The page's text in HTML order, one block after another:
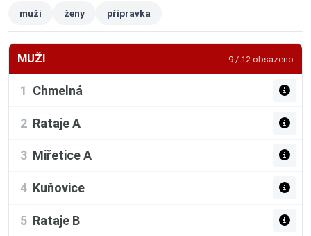
muži ženy přípravka
MUŽI 9 / 12 obsazeno
1 Chmelná
2 Rataje A
3 Miřetice A
4 Kuňovice
5 Rataje B